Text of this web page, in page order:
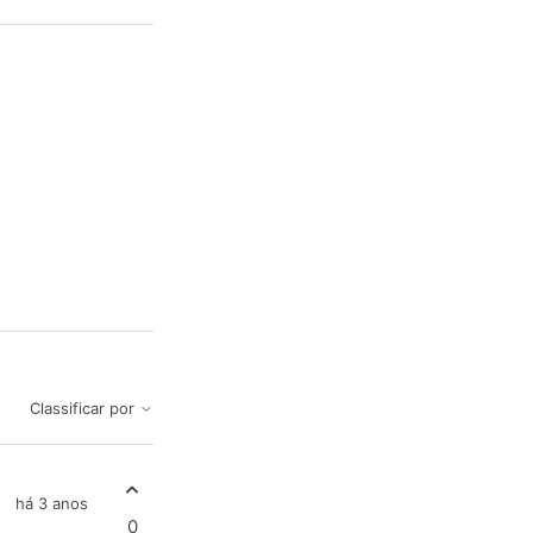
Classificar por
há 3 anos
0